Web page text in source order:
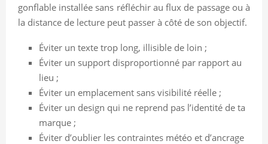
gonflable installée sans réfléchir au flux de passage ou à
la distance de lecture peut passer à côté de son objectif.
Éviter un texte trop long, illisible de loin ;
Éviter un support disproportionné par rapport au
lieu ;
Éviter un emplacement sans visibilité réelle ;
Éviter un design qui ne reprend pas l’identité de ta
marque ;
Éviter d’oublier les contraintes météo et d’ancrage